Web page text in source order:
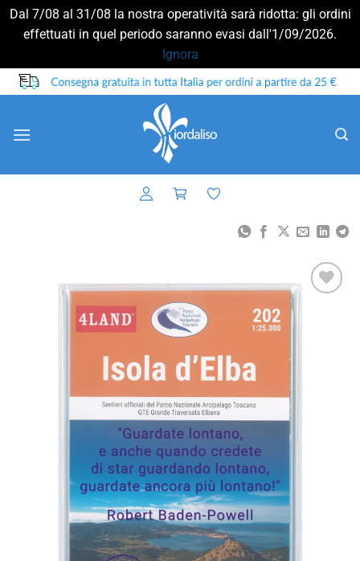
Dal 7/08 al 31/08 la nostra operatività sarà ridotta: gli ordini
effettuati in quel periodo saranno evasi dall'1/09/2026.
Ignora
Salta
ai